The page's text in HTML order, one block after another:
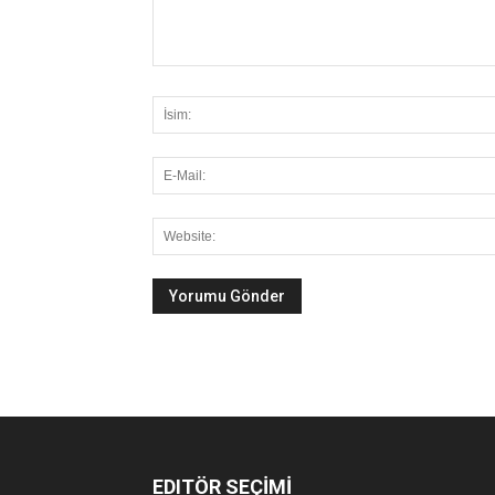
EDITÖR SEÇİMİ